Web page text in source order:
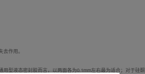
作用。
型液态密封胶而言，以两面各为0.1mm左右最为适合；对于硅